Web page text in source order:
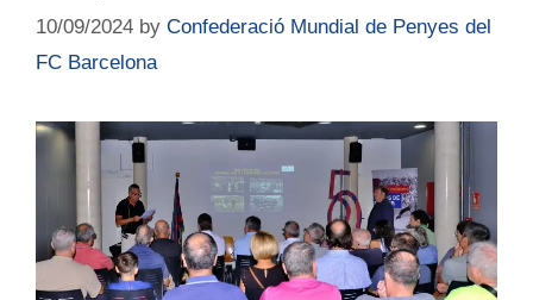
10/09/2024 by Confederació Mundial de Penyes del
FC Barcelona